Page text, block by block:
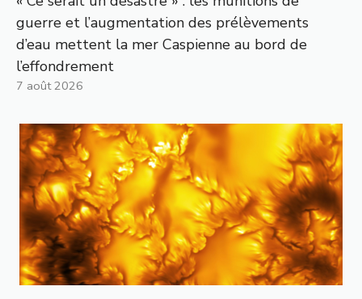
guerre et l’augmentation des prélèvements
d’eau mettent la mer Caspienne au bord de
l’effondrement
7 août 2026